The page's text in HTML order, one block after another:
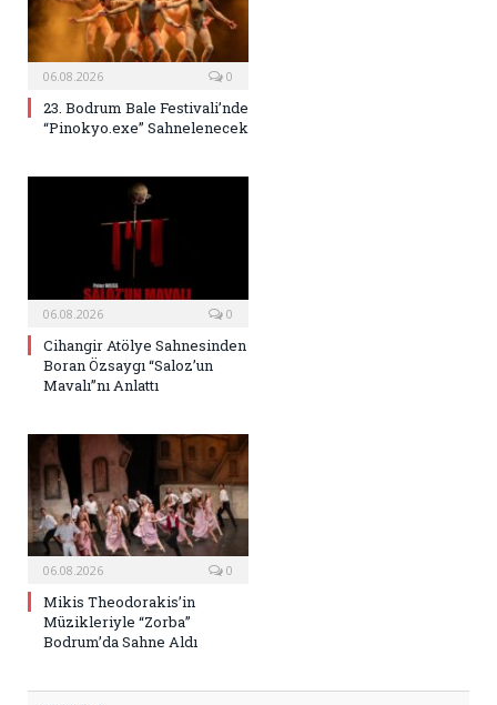
06.08.2026 0
23. Bodrum Bale Festivali’nde
“Pinokyo.exe” Sahnelenecek
06.08.2026 0
Cihangir Atölye Sahnesinden
Boran Özsaygı “Saloz’un
Mavalı”nı Anlattı
06.08.2026 0
Mikis Theodorakis’in
Müzikleriyle “Zorba”
Bodrum’da Sahne Aldı